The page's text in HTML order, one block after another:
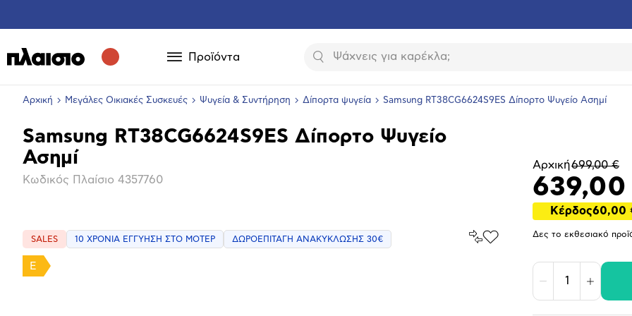
Προϊόντα Αναζήτηση
Αρχική Μεγάλες Οικιακές Συσκευές Ψυγεία & Συντήρηση Δίπορτα ψυγεία Samsung RT38CG6624S9ES Δίπορτο Ψυγείο Ασημί
Βασικά
χαρακτηριστικά
Samsung RT38CG6624S9ES Δίπορτο Ψυγείο
Ασημί
Κωδικός Πλαίσιο 4357760
SALES 10 ΧΡΟΝΙΑ ΕΓΓΥΗΣΗ ΣΤΟ ΜΟΤΕΡ ΔΩΡΟΕΠΙΤΑΓΗ ΑΝΑΚΥΚΛΩΣΗΣ 30€
Σύγκρινέ
Προσθήκη
Αγαπημένα
E
Αρχική699,00 €
Κέρδος60,00
Δες το εκθεσιακό
Μείωση Αύξηση